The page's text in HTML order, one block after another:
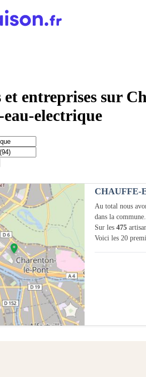
entreprises sur
electrique
CHAUFFE-
Au total nous
dans la commune.
Sur les 475
Voici les 20